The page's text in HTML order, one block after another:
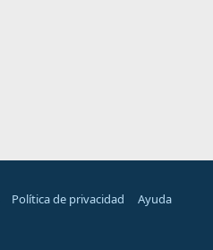
Política de privacidad
Ayuda